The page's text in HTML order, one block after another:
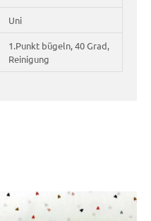
Uni
1.Punkt bügeln, 40 Grad,
Reinigung